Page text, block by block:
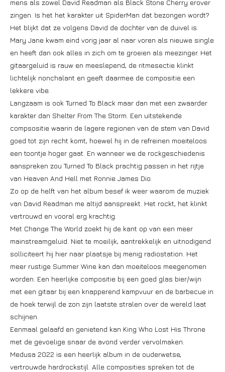
mens als zowel David Readman als Black Stone Cherry erover
zingen. Is het het karakter uit SpiderMan dat bezongen wordt?
Het blijkt dat ze volgens David de dochter van de duivel is.
Mary Jane kwam eind vorig jaar al naar voren als nieuwe single
en heeft dan ook alles in zich om te groeien als meezinger. Het
gitaargeluid is rauw en meeslepend, de ritmesectie klinkt
lichtelijk nonchalant en geeft daarmee de compositie een
lekkere vibe.
Langzaam is ook Turned To Black maar dan met een zwaarder
karakter dan Shelter From The Storm. Een uitstekende
compsositie waarin de lagere regionen van de stem van David
goed tot zijn recht komt, hoewel hij in de refreinen moeiteloos
een toontje hoger gaat. En wanneer we de rockgeschiedenis
aanspreken zou Turned To Black prachtig passen in het rijtje
van Heaven And Hell met Ronnie James Dio.
Zo op de helft van het album besef ik weer waarom de muziek
van David Readman me altijd aanspreekt. Het rockt, het klinkt
vertrouwd en vooral erg krachtig.
Met Change The World zoekt hij de kant op van een meer
mainstreamgeluid. Niet te moeilijk, aantrekkelijk en uitnodigend
solliciteert hij hier naar plaatsje bij menig radiostation. Het
meer rustige Summer Wine kan dan moeiteloos meegenomen
worden. Een heerlijke compositie bij een goed glas bier/wijn
met een gitaar bij een knapperend kampvuur en de barbecue in
de hoek terwijl de zon zijn laatste stralen over de wereld laat
schijnen.
Eenmaal gelaafd en genietend kan King Who Lost His Throne
met de gevoelige snaar de avond verder vervolmaken.
Medusa 2022 is een heerlijk album in de ouderwetse,
vertrouwde hardrockstijl. Alle composities spreken tot de